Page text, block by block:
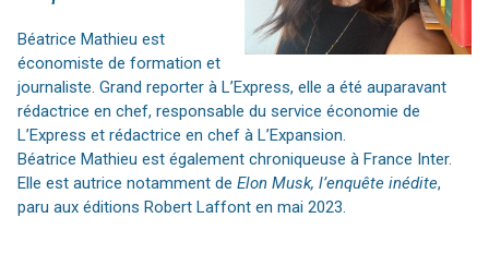
FORUMS ANNUELS
Béatrice Mathieu est
économiste de formation et
journaliste. Grand reporter à L’Express, elle a été auparavant
rédactrice en chef, responsable du service économie de
L’Express et rédactrice en chef à L’Expansion.
Béatrice Mathieu est également chroniqueuse à France Inter.
Elle est autrice notamment de Elon Musk, l’enquête inédite,
paru aux éditions Robert Laffont en mai 2023.